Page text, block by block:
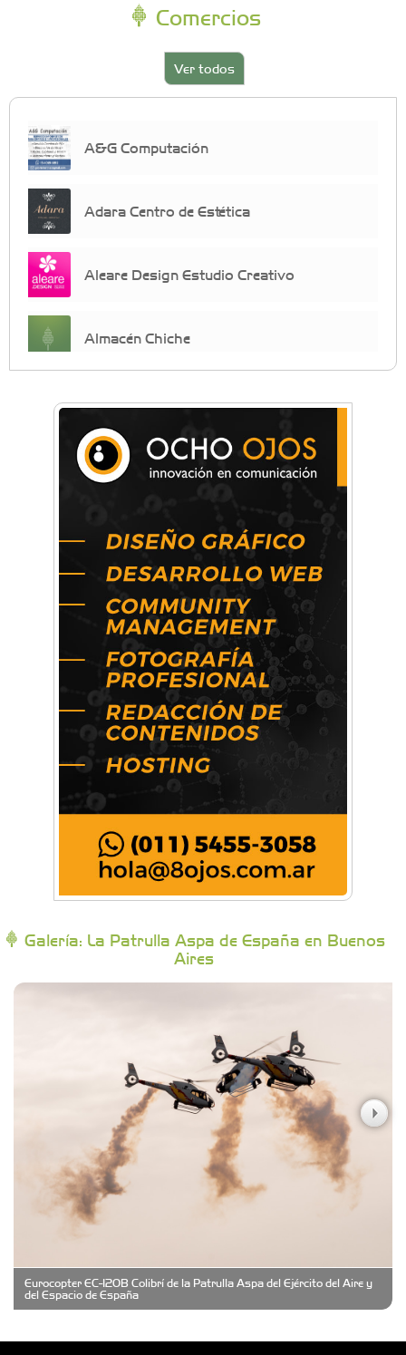
Comercios
Ver todos
A&G Computación
Adara Centro de Estética
Aleare Design Estudio Creativo
Almacén Chiche
crecimiento personal
Arq. Horacio Alejandro Sánchez
Artística ApasionArte
Artística Veral
BAIC Ramos Mejía
Brisé Estudio de Danzas
Buenos Aires Equipar
Campoy Federik - Productores Asesores de
Seguros
Carniceria y granja El Viejo Peña
Casa Berta
Clima Castelar
CONSERVAS YAMASIRO
Cubanico´s - Cubanitos Rellenos!
Galería: La Patrulla Aspa de España en Buenos
Aires
Eurocopter EC-120B Colibrí de la Patrulla Aspa del Ejército del Aire y
del Espacio de España